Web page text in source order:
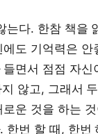
는다. 한참 책을
도 기억력은 안
면서 점점 자신
않고, 그래서
운 것을 하는
한번 할 때, 한번